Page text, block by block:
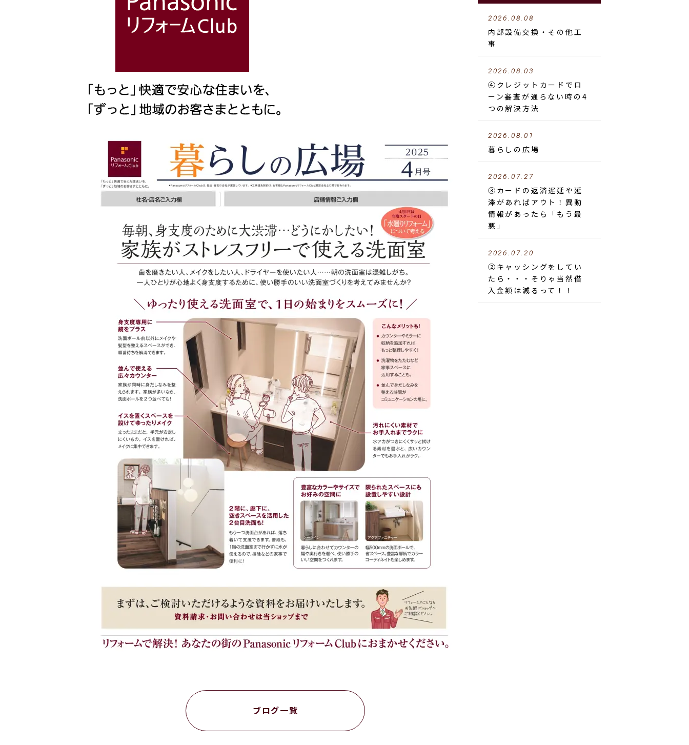
ブログ一覧
2026.08.08
内部設備交換・その他工
事
2026.08.03
④クレジットカードでロ
ーン審査が通らない時の4
つの解決方法
2026.08.01
暮らしの広場
2026.07.27
③カードの返済遅延や延
滞があればアウト！異動
情報があったら「もう最
悪」
2026.07.20
②キャッシングをしてい
たら・・・そりゃ当然借
入金額は減るって！！